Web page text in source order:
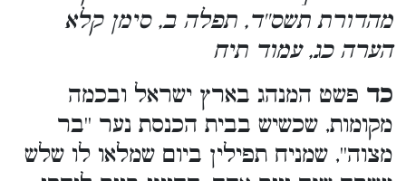
מהדורת תשס''ד, תפלה ב, סימן קלא
הערה כג, עמוד תיח
כד פשט המנהג בארץ ישראל ובכמה
מקומות, שכשיש בבית הכנסת נער ''בר
מצוה'', שמניח תפילין ביום שמלאו לו שלש